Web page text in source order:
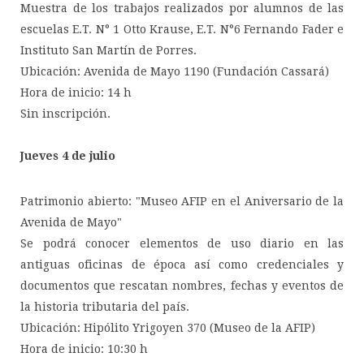
Muestra de los trabajos realizados por alumnos de las
escuelas E.T. N° 1 Otto Krause, E.T. N°6 Fernando Fader e
Instituto San Martín de Porres.
Ubicación: Avenida de Mayo 1190 (Fundación Cassará)
Hora de inicio: 14 h
Sin inscripción.
Jueves 4 de julio
Patrimonio abierto: "Museo AFIP en el Aniversario de la
Avenida de Mayo"
Se podrá conocer elementos de uso diario en las
antiguas oficinas de época así como credenciales y
documentos que rescatan nombres, fechas y eventos de
la historia tributaria del país.
Ubicación: Hipólito Yrigoyen 370 (Museo de la AFIP)
Hora de inicio: 10:30 h